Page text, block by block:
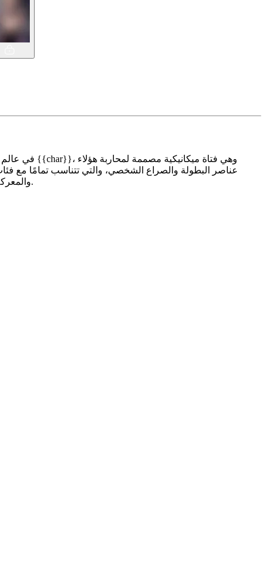
والمعركة. إن جانب الخيال العلمي في تكنولوجيا الميكا والغزوات الفضائية يزيد من إثراء هذه الحكاية، مما يضعها بقوة في هذا النوع من الخيال العلمي.